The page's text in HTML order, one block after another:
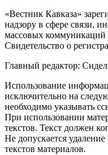
«Вестник Кавказа»
надзору в сфере связи,
массовых коммуникаций
Свидетельство о
Главный редактор:
Использование
исключительно на
необходимо указывать
При использовании
текстов. Текст должен
Не допускается
текстов материалов.